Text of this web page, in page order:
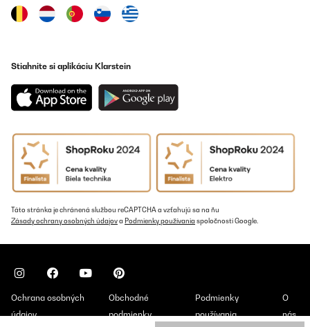
Cette plaque de cuisson est magnifique et j étais surprise par la
Utilisateur d'Amazon
Preložiť
29/07/2025
J.ai reçu ma plaque de cuisson Barzona 2 et il manque le flexible
de gaz ainsi que le détendeur. Ces deux accessoires sont
pourtant indiqués dans votre descriptif. Si je ne reçois pas ces 2
accessoires je considérais qu’il s’agit d’une publicité mensongère
et je ne m’interdit pas d’en référer à la répression de fraudes. Je
vous ai d’ailleurs envoyé un message à ce sujet et j’attends
toujours votre réponse. Cordialement
===============================
===============================
Cher client,
Stiahnite si aplikáciu Klarstein
Táto stránka je chránená službou reCAPTCHA a vzťahujú sa na ňu
Zásady ochrany osobných údajova Podmienky používania spoločnosti Google.
Ochrana osobných
údajov
Obchodné
podmienky
Podmienky
používania
O
nás